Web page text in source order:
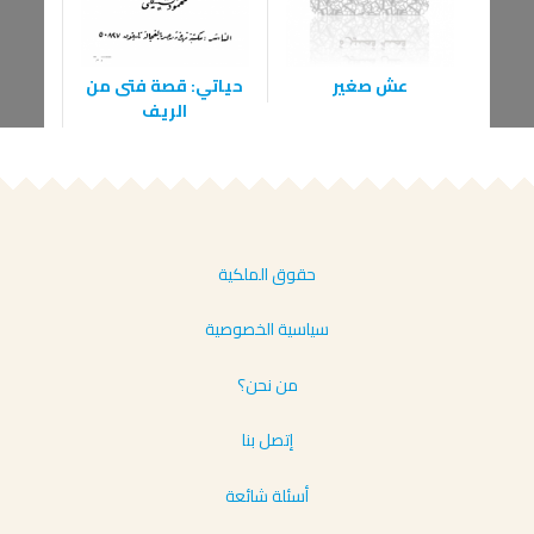
عش صغير
‫حياتي: قصة فتى من
الريف‬
حقوق الملكية
سياسية الخصوصية
من نحن؟
إتصل بنا
أسئلة شائعة